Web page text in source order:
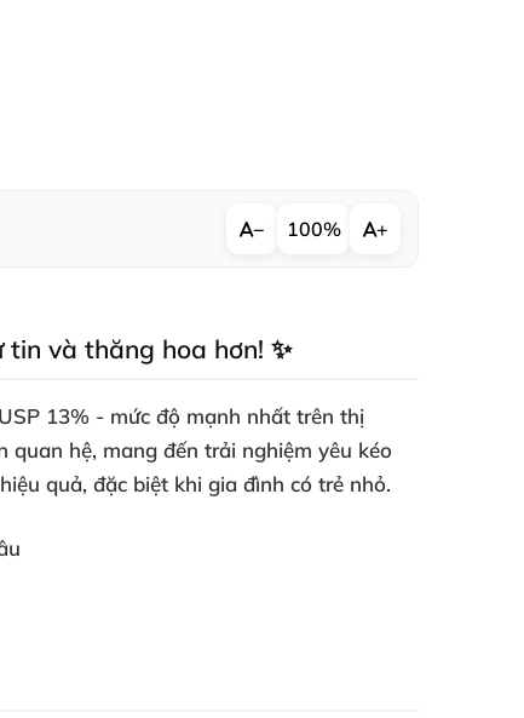
− 100% +
và thăng hoa hơn! ✨
13% - mức độ mạnh nhất trên thị
hệ, mang đến trải nghiệm yêu kéo
quả, đặc biệt khi gia đình có trẻ nhỏ.